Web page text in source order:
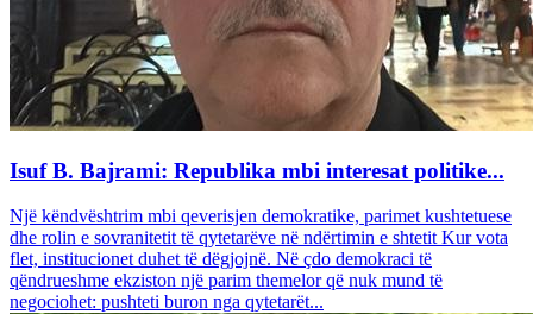
Isuf B. Bajrami: Republika mbi interesat politike...
Një këndvështrim mbi qeverisjen demokratike, parimet kushtetuese
dhe rolin e sovranitetit të qytetarëve në ndërtimin e shtetit Kur vota
flet, institucionet duhet të dëgjojnë. Në çdo demokraci të
qëndrueshme ekziston një parim themelor që nuk mund të
negociohet: pushteti buron nga qytetarët...